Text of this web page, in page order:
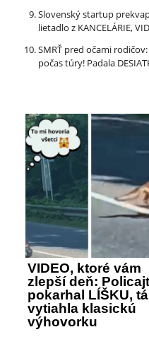
Slovenský startup
lietadlo z KANCELÁRIE,
SMRŤ pred očami
počas túry! Padala
VIDEO, ktoré vám
zlepší deň: Policajt
pokarhal LÍŠKU, tá
vytiahla klasickú
výhovorku